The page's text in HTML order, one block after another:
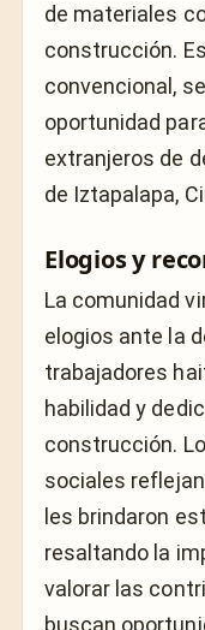
de materiales
construcción.
convencional,
oportunidad
extranjeros de
de Iztapalapa,
Elogios y
La comunidad
elogios ante la
trabajadores
habilidad y
construcción.
sociales
les brindaron
resaltando la
valorar las